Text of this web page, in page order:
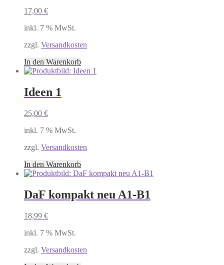
17,00 €
inkl. 7 % MwSt.
zzgl. Versandkosten
In den Warenkorb
Ideen 1
25,00 €
inkl. 7 % MwSt.
zzgl. Versandkosten
In den Warenkorb
DaF kompakt neu A1-B1
18,99 €
inkl. 7 % MwSt.
zzgl. Versandkosten